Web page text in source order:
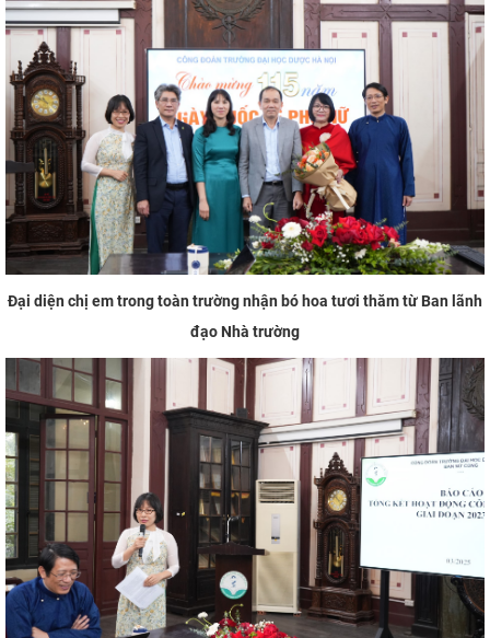
Đại diện chị em trong toàn trường nhận bó hoa tươi thăm từ Ban lãnh
đạo Nhà trường